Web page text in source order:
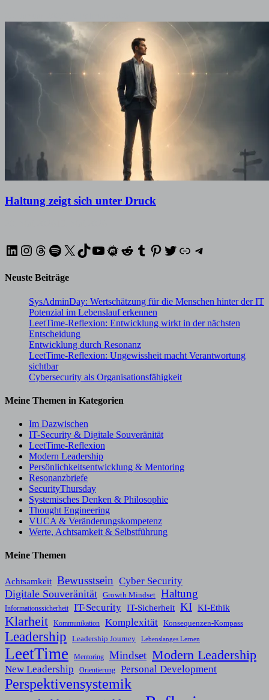
Haltung zeigt sich unter Druck
LinkedIn
Instagram
Threads
Spotify
X TikTok
YouTube
Meetup
Reddit
Tumblr
Pinterest
Twitter
XINGTelegram
Neuste Beiträge
SysAdminDay: Wertschätzung für die Menschen hinter der IT
Potenzial im Lebenslauf erkennen
LeetTime-Reflexion: Entwicklung wirkt in der nächsten
Entscheidung
Entwicklung durch Resonanz
LeetTime-Reflexion: Ungewissheit macht Verantwortung
sichtbar
Cybersecurity als Organisationsfähigkeit
Meine Themen in Kategorien
Im Dazwischen
IT-Security & Digitale Souveränität
LeetTime-Reflexion
Modern Leadership
Persönlichkeitsentwicklung & Mentoring
Resonanzbriefe
SecurityThursday
Systemisches Denken & Philosophie
Thought Engineering
VUCA & Veränderungskompetenz
Werte, Achtsamkeit & Selbstführung
Meine Themen
Achtsamkeit Bewusstsein Cyber Security
Digitale Souveränität Growth Mindset Haltung
Informationssicherheit IT-Security IT-Sicherheit KI KI-Ethik
Klarheit Kommunikation Komplexität Konsequenzen-Kompass
Leadership Leadership Journey Lebenslanges Lernen
LeetTime Mentoring Mindset Modern Leadership
New Leadership Orientierung Personal Development
Perspektivensystemik